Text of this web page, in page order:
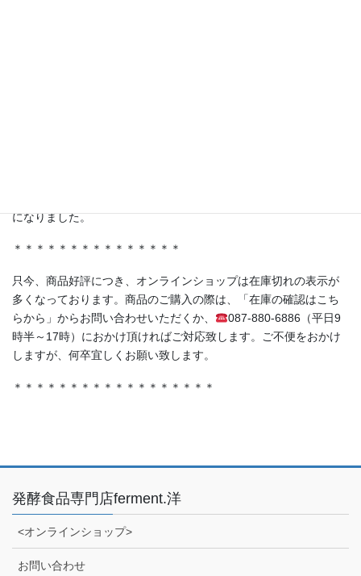
になりました。
＊＊＊＊＊＊＊＊＊＊＊＊＊＊＊
只今、商品好評につき、オンラインショップは在庫切れの表示が
多くなっております。商品のご購入の際は、「在庫の確認はこち
らから」からお問い合わせいただくか、
087-880-6886（平日9
時半～17時）におかけ頂ければご対応致します。ご不便をおかけ
しますが、何卒宜しくお願い致します。
＊＊＊＊＊＊＊＊＊＊＊＊＊＊＊＊＊＊
発酵食品専門店ferment.洋
<オンラインショップ>
お問い合わせ